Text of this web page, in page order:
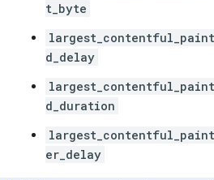
t_byte
d_delay
d_duration
er_delay